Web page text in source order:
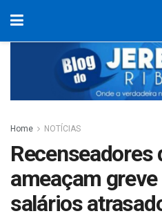
Home NOTÍCIAS
Recenseadores
ameaçam
salários